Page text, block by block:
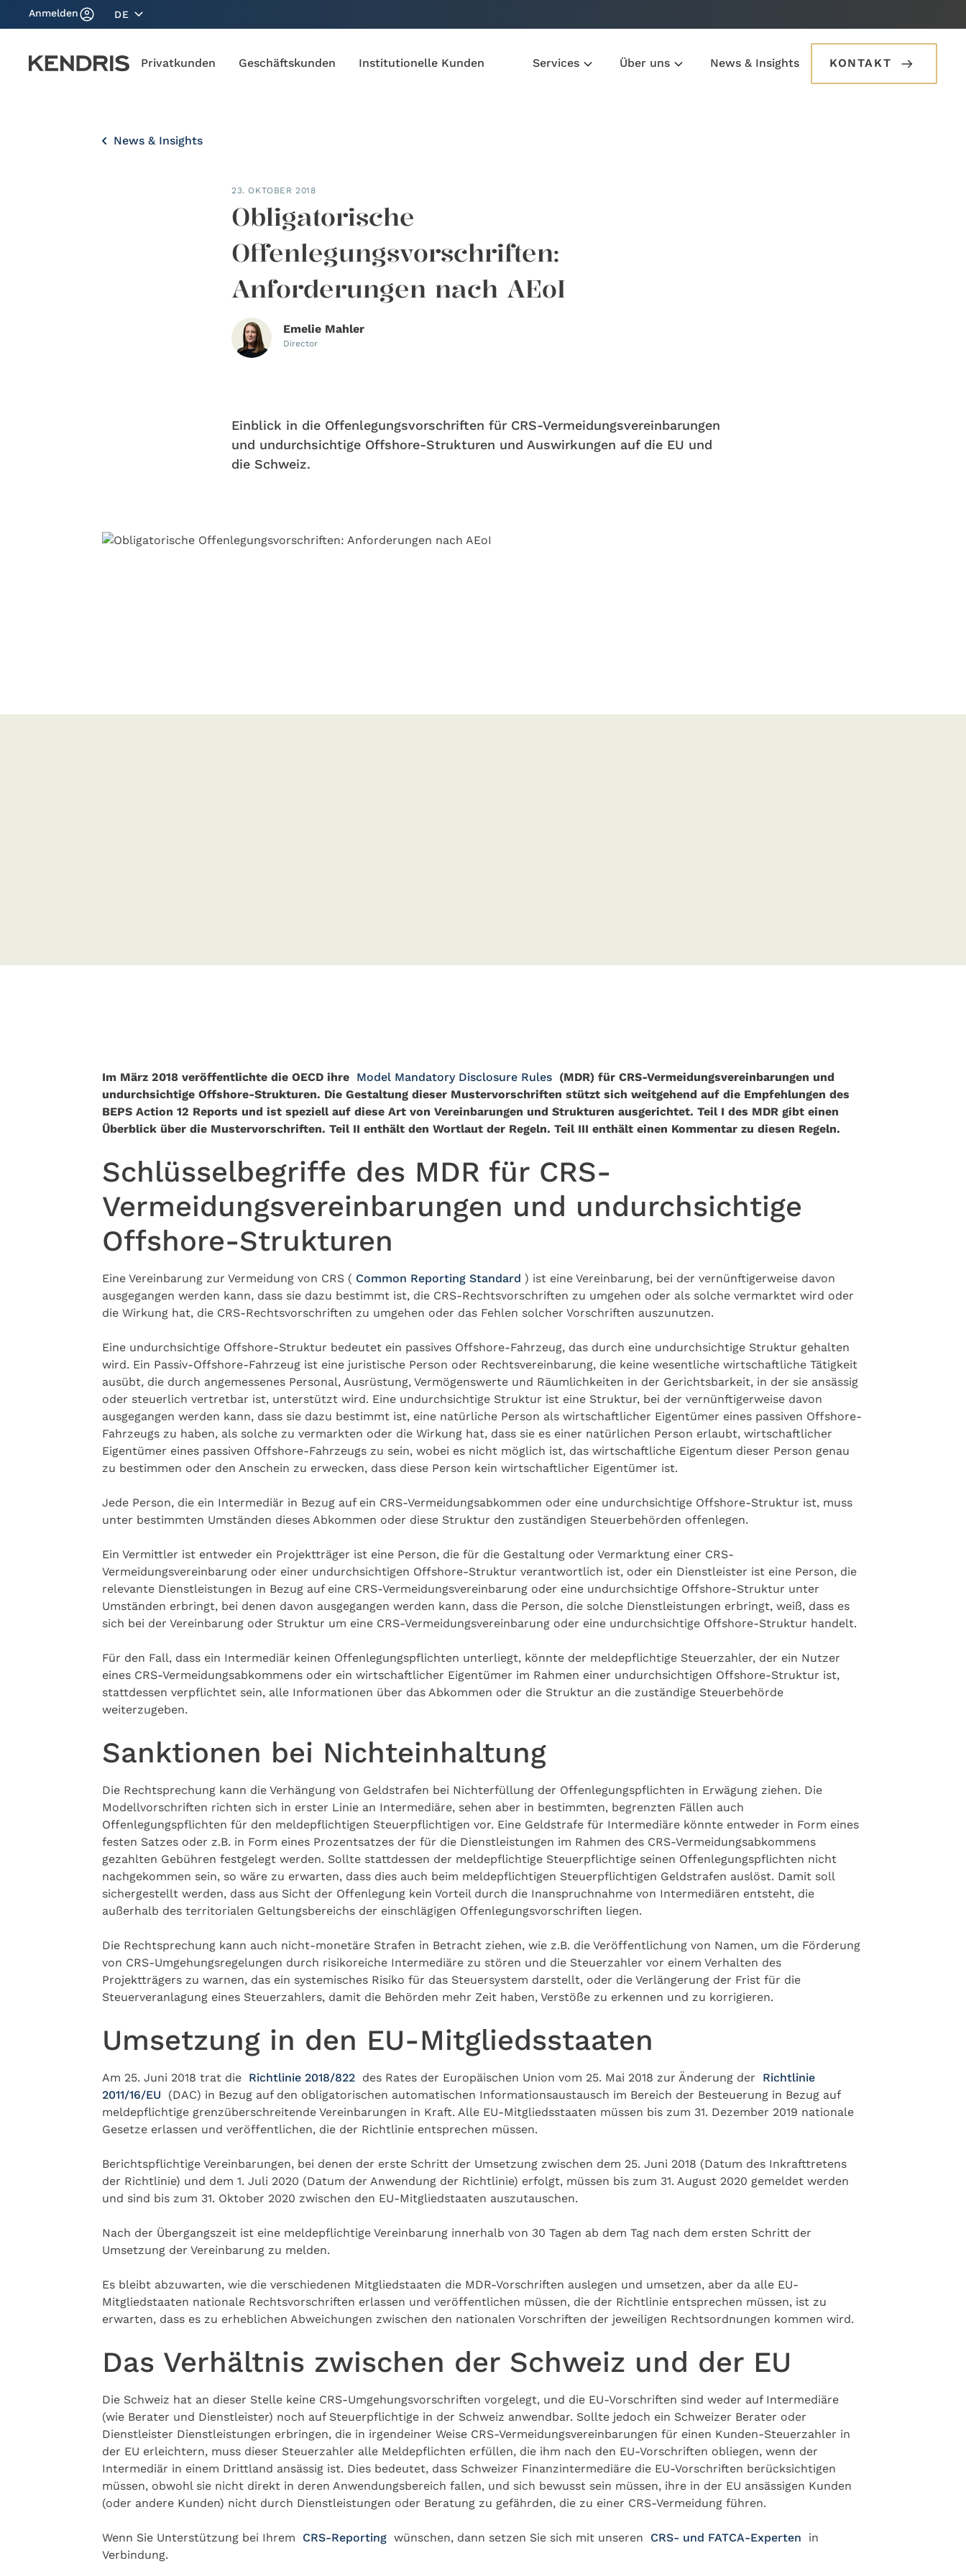
Anmelden DE
Privatkunden Geschäftskunden Institutionelle Kunden Services Über uns News & Insights KONTAKT
News & Insights
23. OKTOBER 2018
Obligatorische
Offenlegungsvorschriften:
Anforderungen nach AEoI
Emelie Mahler
Director
Einblick in die Offenlegungsvorschriften für CRS-Vermeidungsvereinbarungen
und undurchsichtige Offshore-Strukturen und Auswirkungen auf die EU und
die Schweiz.
Im März 2018 veröffentlichte die OECD ihre Model Mandatory Disclosure Rules (MDR) für CRS-Vermeidungsvereinbarungen und
undurchsichtige Offshore-Strukturen. Die Gestaltung dieser Mustervorschriften stützt sich weitgehend auf die Empfehlungen des
BEPS Action 12 Reports und ist speziell auf diese Art von Vereinbarungen und Strukturen ausgerichtet. Teil I des MDR gibt einen
Überblick über die Mustervorschriften. Teil II enthält den Wortlaut der Regeln. Teil III enthält einen Kommentar zu diesen Regeln.
Schlüsselbegriffe des MDR für CRS-
Vermeidungsvereinbarungen und undurchsichtige
Offshore-Strukturen
Eine Vereinbarung zur Vermeidung von CRS ( Common Reporting Standard ) ist eine Vereinbarung, bei der vernünftigerweise davon
ausgegangen werden kann, dass sie dazu bestimmt ist, die CRS-Rechtsvorschriften zu umgehen oder als solche vermarktet wird oder
die Wirkung hat, die CRS-Rechtsvorschriften zu umgehen oder das Fehlen solcher Vorschriften auszunutzen.
Eine undurchsichtige Offshore-Struktur bedeutet ein passives Offshore-Fahrzeug, das durch eine undurchsichtige Struktur gehalten
wird. Ein Passiv-Offshore-Fahrzeug ist eine juristische Person oder Rechtsvereinbarung, die keine wesentliche wirtschaftliche Tätigkeit
ausübt, die durch angemessenes Personal, Ausrüstung, Vermögenswerte und Räumlichkeiten in der Gerichtsbarkeit, in der sie ansässig
oder steuerlich vertretbar ist, unterstützt wird. Eine undurchsichtige Struktur ist eine Struktur, bei der vernünftigerweise davon
ausgegangen werden kann, dass sie dazu bestimmt ist, eine natürliche Person als wirtschaftlicher Eigentümer eines passiven Offshore-
Fahrzeugs zu haben, als solche zu vermarkten oder die Wirkung hat, dass sie es einer natürlichen Person erlaubt, wirtschaftlicher
Eigentümer eines passiven Offshore-Fahrzeugs zu sein, wobei es nicht möglich ist, das wirtschaftliche Eigentum dieser Person genau
zu bestimmen oder den Anschein zu erwecken, dass diese Person kein wirtschaftlicher Eigentümer ist.
Jede Person, die ein Intermediär in Bezug auf ein CRS-Vermeidungsabkommen oder eine undurchsichtige Offshore-Struktur ist, muss
unter bestimmten Umständen dieses Abkommen oder diese Struktur den zuständigen Steuerbehörden offenlegen.
Ein Vermittler ist entweder ein Projektträger ist eine Person, die für die Gestaltung oder Vermarktung einer CRS-
Vermeidungsvereinbarung oder einer undurchsichtigen Offshore-Struktur verantwortlich ist, oder ein Dienstleister ist eine Person, die
relevante Dienstleistungen in Bezug auf eine CRS-Vermeidungsvereinbarung oder eine undurchsichtige Offshore-Struktur unter
Umständen erbringt, bei denen davon ausgegangen werden kann, dass die Person, die solche Dienstleistungen erbringt, weiß, dass es
sich bei der Vereinbarung oder Struktur um eine CRS-Vermeidungsvereinbarung oder eine undurchsichtige Offshore-Struktur handelt.
Für den Fall, dass ein Intermediär keinen Offenlegungspflichten unterliegt, könnte der meldepflichtige Steuerzahler, der ein Nutzer
eines CRS-Vermeidungsabkommens oder ein wirtschaftlicher Eigentümer im Rahmen einer undurchsichtigen Offshore-Struktur ist,
stattdessen verpflichtet sein, alle Informationen über das Abkommen oder die Struktur an die zuständige Steuerbehörde
weiterzugeben.
Sanktionen bei Nichteinhaltung
Die Rechtsprechung kann die Verhängung von Geldstrafen bei Nichterfüllung der Offenlegungspflichten in Erwägung ziehen. Die
Modellvorschriften richten sich in erster Linie an Intermediäre, sehen aber in bestimmten, begrenzten Fällen auch
Offenlegungspflichten für den meldepflichtigen Steuerpflichtigen vor. Eine Geldstrafe für Intermediäre könnte entweder in Form eines
festen Satzes oder z.B. in Form eines Prozentsatzes der für die Dienstleistungen im Rahmen des CRS-Vermeidungsabkommens
gezahlten Gebühren festgelegt werden. Sollte stattdessen der meldepflichtige Steuerpflichtige seinen Offenlegungspflichten nicht
nachgekommen sein, so wäre zu erwarten, dass dies auch beim meldepflichtigen Steuerpflichtigen Geldstrafen auslöst. Damit soll
sichergestellt werden, dass aus Sicht der Offenlegung kein Vorteil durch die Inanspruchnahme von Intermediären entsteht, die
außerhalb des territorialen Geltungsbereichs der einschlägigen Offenlegungsvorschriften liegen.
Die Rechtsprechung kann auch nicht-monetäre Strafen in Betracht ziehen, wie z.B. die Veröffentlichung von Namen, um die Förderung
von CRS-Umgehungsregelungen durch risikoreiche Intermediäre zu stören und die Steuerzahler vor einem Verhalten des
Projektträgers zu warnen, das ein systemisches Risiko für das Steuersystem darstellt, oder die Verlängerung der Frist für die
Steuerveranlagung eines Steuerzahlers, damit die Behörden mehr Zeit haben, Verstöße zu erkennen und zu korrigieren.
Umsetzung in den EU-Mitgliedsstaaten
Am 25. Juni 2018 trat die Richtlinie 2018/822 des Rates der Europäischen Union vom 25. Mai 2018 zur Änderung der Richtlinie
2011/16/EU
(DAC) in Bezug auf den obligatorischen automatischen Informationsaustausch im Bereich der Besteuerung in Bezug auf
meldepflichtige grenzüberschreitende Vereinbarungen in Kraft. Alle EU-Mitgliedsstaaten müssen bis zum 31. Dezember 2019 nationale
Gesetze erlassen und veröffentlichen, die der Richtlinie entsprechen müssen.
Berichtspflichtige Vereinbarungen, bei denen der erste Schritt der Umsetzung zwischen dem 25. Juni 2018 (Datum des Inkrafttretens
der Richtlinie) und dem 1. Juli 2020 (Datum der Anwendung der Richtlinie) erfolgt, müssen bis zum 31. August 2020 gemeldet werden
und sind bis zum 31. Oktober 2020 zwischen den EU-Mitgliedstaaten auszutauschen.
Nach der Übergangszeit ist eine meldepflichtige Vereinbarung innerhalb von 30 Tagen ab dem Tag nach dem ersten Schritt der
Umsetzung der Vereinbarung zu melden.
Es bleibt abzuwarten, wie die verschiedenen Mitgliedstaaten die MDR-Vorschriften auslegen und umsetzen, aber da alle EU-
Mitgliedstaaten nationale Rechtsvorschriften erlassen und veröffentlichen müssen, die der Richtlinie entsprechen müssen, ist zu
erwarten, dass es zu erheblichen Abweichungen zwischen den nationalen Vorschriften der jeweiligen Rechtsordnungen kommen wird.
Das Verhältnis zwischen der Schweiz und der EU
Die Schweiz hat an dieser Stelle keine CRS-Umgehungsvorschriften vorgelegt, und die EU-Vorschriften sind weder auf Intermediäre
(wie Berater und Dienstleister) noch auf Steuerpflichtige in der Schweiz anwendbar. Sollte jedoch ein Schweizer Berater oder
Dienstleister Dienstleistungen erbringen, die in irgendeiner Weise CRS-Vermeidungsvereinbarungen für einen Kunden-Steuerzahler in
der EU erleichtern, muss dieser Steuerzahler alle Meldepflichten erfüllen, die ihm nach den EU-Vorschriften obliegen, wenn der
Intermediär in einem Drittland ansässig ist. Dies bedeutet, dass Schweizer Finanzintermediäre die EU-Vorschriften berücksichtigen
müssen, obwohl sie nicht direkt in deren Anwendungsbereich fallen, und sich bewusst sein müssen, ihre in der EU ansässigen Kunden
(oder andere Kunden) nicht durch Dienstleistungen oder Beratung zu gefährden, die zu einer CRS-Vermeidung führen.
Wenn Sie Unterstützung bei Ihrem CRS-Reporting wünschen, dann setzen Sie sich mit unseren CRS- und FATCA-Experten
in
Verbindung.